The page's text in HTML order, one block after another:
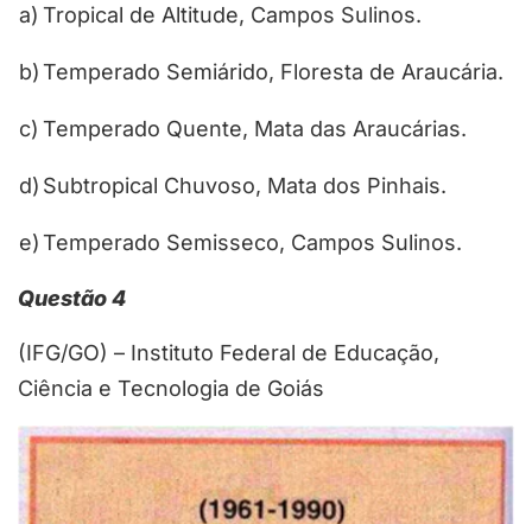
a) Tropical de Altitude, Campos Sulinos.
b)Temperado Semiárido, Floresta de Araucária.
c) Temperado Quente, Mata das Araucárias.
d) Subtropical Chuvoso, Mata dos Pinhais.
e)Temperado Semisseco, Campos Sulinos.
Questão 4
(IFG/GO) – Instituto Federal de Educação,
Ciência e Tecnologia de Goiás